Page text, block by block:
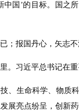
中国’的目标。国之
；报国丹心，矢志
。习近平总书记在
、生命科学、物质
展亮点纷呈，创新